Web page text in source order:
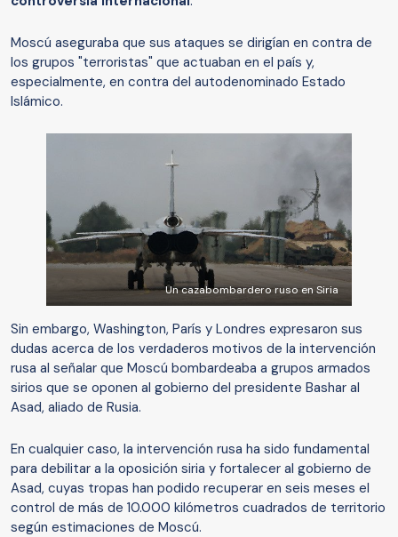
Moscú aseguraba que sus ataques se dirigían en contra de
los grupos "terroristas" que actuaban en el país y,
especialmente, en contra del autodenominado Estado
Islámico.
Un cazabombardero ruso en Siria
Sin embargo, Washington, París y Londres expresaron sus
dudas acerca de los verdaderos motivos de la intervención
rusa al señalar que Moscú bombardeaba a grupos armados
sirios que se oponen al gobierno del presidente Bashar al
Asad, aliado de Rusia.
En cualquier caso, la intervención rusa ha sido fundamental
para debilitar a la oposición siria y fortalecer al gobierno de
Asad, cuyas tropas han podido recuperar en seis meses el
control de más de 10.000 kilómetros cuadrados de territorio
según estimaciones de Moscú.